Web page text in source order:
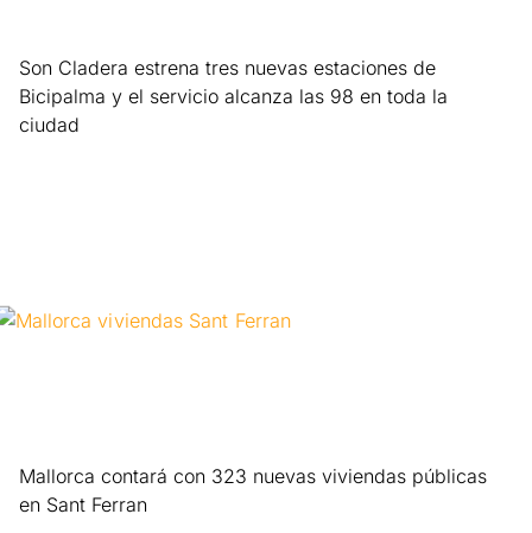
Son Cladera estrena tres nuevas estaciones de
Bicipalma y el servicio alcanza las 98 en toda la
ciudad
Mallorca contará con 323 nuevas viviendas públicas
en Sant Ferran